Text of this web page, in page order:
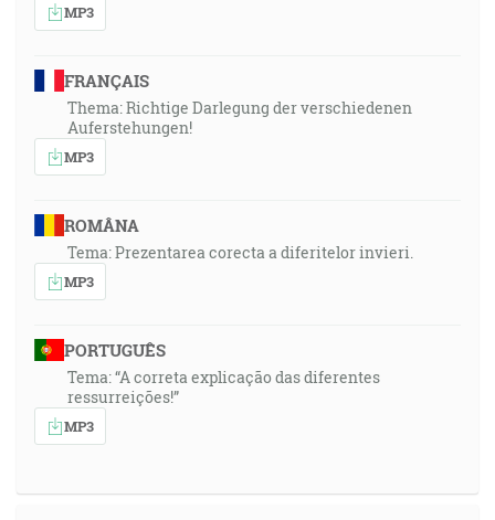
MP3
FRANÇAIS
Thema: Richtige Darlegung der verschiedenen
Auferstehungen!
MP3
ROMÂNA
Tema: Prezentarea corecta a diferitelor invieri.
MP3
PORTUGUÊS
Tema: “A correta explicação das diferentes
ressurreições!”
MP3